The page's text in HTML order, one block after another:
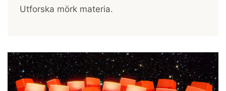
Utforska mörk materia.